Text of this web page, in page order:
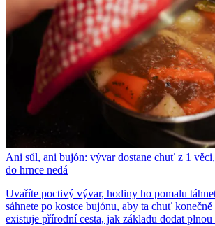
Ani sůl, ani bujón: vývar dostane chuť z 1
do hrnce nedá
Uvaříte poctivý vývar, hodiny ho pomalu
sáhnete po kostce bujónu, aby ta chuť konečně
existuje přírodní cesta, jak základu dodat